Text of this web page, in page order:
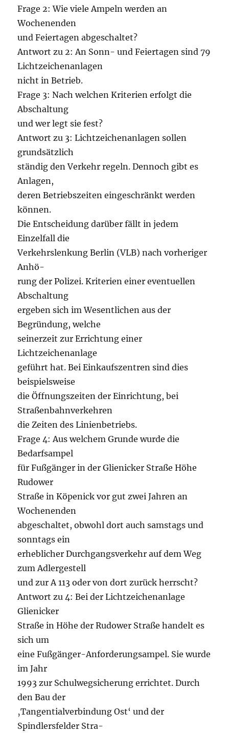
Frage 2: Wie viele Ampeln werden an
Wochenenden
und Feiertagen abgeschaltet?
Antwort zu 2: An Sonn- und Feiertagen sind 79
Lichtzeichenanlagen
nicht in Betrieb.
Frage 3: Nach welchen Kriterien erfolgt die
Abschaltung
und wer legt sie fest?
Antwort zu 3: Lichtzeichenanlagen sollen
grundsätzlich
ständig den Verkehr regeln. Dennoch gibt es
Anlagen,
deren Betriebszeiten eingeschränkt werden
können.
Die Entscheidung darüber fällt in jedem
Einzelfall die
Verkehrslenkung Berlin (VLB) nach vorheriger
Anhö-
rung der Polizei. Kriterien einer eventuellen
Abschaltung
ergeben sich im Wesentlichen aus der
Begründung, welche
seinerzeit zur Errichtung einer
Lichtzeichenanlage
geführt hat. Bei Einkaufszentren sind dies
beispielsweise
die Öffnungszeiten der Einrichtung, bei
Straßenbahnverkehren
die Zeiten des Linienbetriebs.
Frage 4: Aus welchem Grunde wurde die
Bedarfsampel
für Fußgänger in der Glienicker Straße Höhe
Rudower
Straße in Köpenick vor gut zwei Jahren an
Wochenenden
abgeschaltet, obwohl dort auch samstags und
sonntags ein
erheblicher Durchgangsverkehr auf dem Weg
zum Adlergestell
und zur A 113 oder von dort zurück herrscht?
Antwort zu 4: Bei der Lichtzeichenanlage
Glienicker
Straße in Höhe der Rudower Straße handelt es
sich um
eine Fußgänger-Anforderungsampel. Sie wurde
im Jahr
1993 zur Schulwegsicherung errichtet. Durch
den Bau der
‚Tangentialverbindung Ost‘ und der
Spindlersfelder Stra-